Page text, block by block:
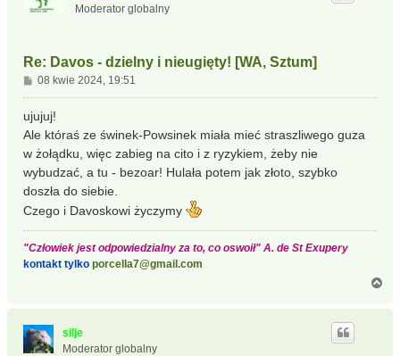
Moderator globalny
Re: Davos - dzielny i nieugięty! [WA, Sztum]
P
o
s
t
08 kwie 2024, 19:51
ujujuj!
Ale któraś ze świnek-Powsinek miała mieć straszliwego guza
w żołądku, więc zabieg na cito i z ryzykiem, żeby nie
wybudzać, a tu - bezoar! Hulała potem jak złoto, szybko
doszła do siebie.
Czego i Davoskowi życzymy
"Człowiek jest odpowiedzialny za to, co oswoił" A. de St Exupery
kontakt tylko porcella7@gmail.com
g
silje
Moderator globalny